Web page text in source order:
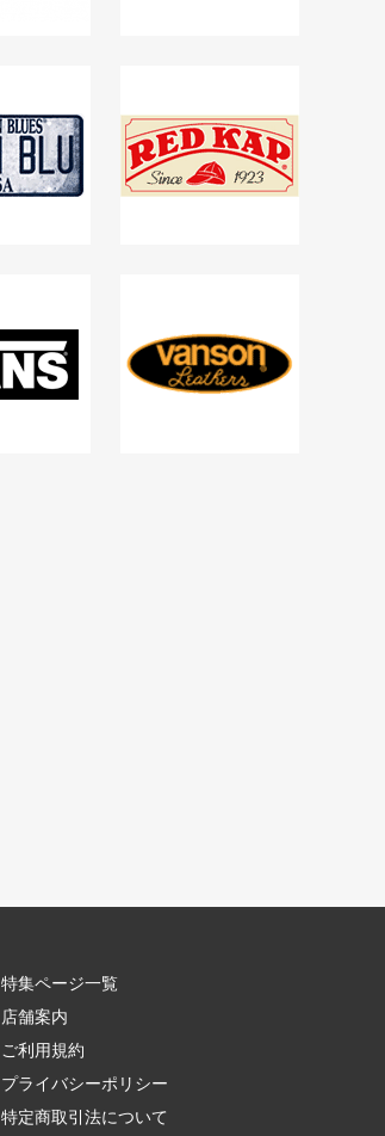
特集ページ一覧
店舗案内
ご利用規約
プライバシーポリシー
特定商取引法について